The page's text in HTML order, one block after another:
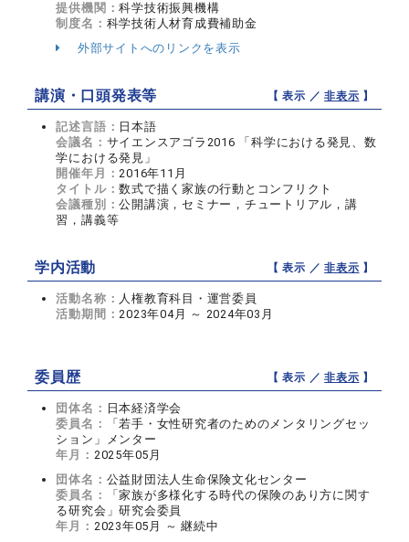
提供機関：科学技術振興機構
制度名： 科学技術人材育成費補助金
外部サイトへのリンクを表示
講演・口頭発表等 【 表示 ／非表示 】
記述言語： 日本語
会議名： サイエンスアゴラ2016 「科学における発見、数
学における発見」
開催年月：2016年11月
タイトル：数式で描く家族の行動とコンフリクト
会議種別：公開講演，セミナー，チュートリアル，講
習，講義等
学内活動 【 表示 ／非表示 】
活動名称： 人権教育科目・運営委員
活動期間：2023年04月 ～ 2024年03月
委員歴 【 表示 ／非表示 】
団体名： 日本経済学会
委員名：
「若手・女性研究者のためのメンタリングセッ
ション」メンター
年月： 2025年05月
団体名： 公益財団法人生命保険文化センター
委員名：
「家族が多様化する時代の保険のあり方に関す
る研究会」研究会委員
年月： 2023年05月 ～ 継続中